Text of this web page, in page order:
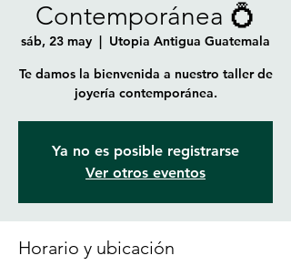
Contemporánea 💍
sáb, 23 may
  |
Utopia Antigua Guatemala
Te damos la bienvenida a nuestro taller de
joyería contemporánea.
Ya no es posible registrarse
Ver otros eventos
Horario y ubicación